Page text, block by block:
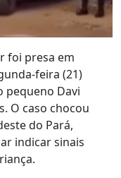
foi presa em
feira (21)
pequeno Davi
O caso chocou
do Pará,
indicar sinais